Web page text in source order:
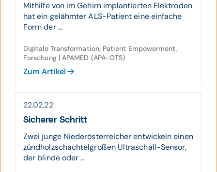
Mithilfe von im Gehirn implantierten Elektroden
hat ein gelähmter ALS-Patient eine einfache
Form der ...
Digitale Transformation, Patient Empowerment,
Forschung | APAMED (APA-OTS)
Zum Artikel
22.02.22
Sicherer Schritt
Zwei junge Niederösterreicher entwickeln einen
zündholzschachtelgroßen Ultraschall-Sensor,
der blinde oder ...